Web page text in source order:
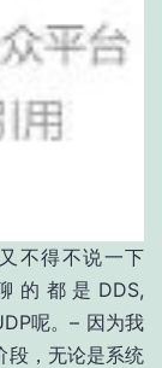
不得不说一下
的都是DDS,
呢。– 因为我
段，无论是系统